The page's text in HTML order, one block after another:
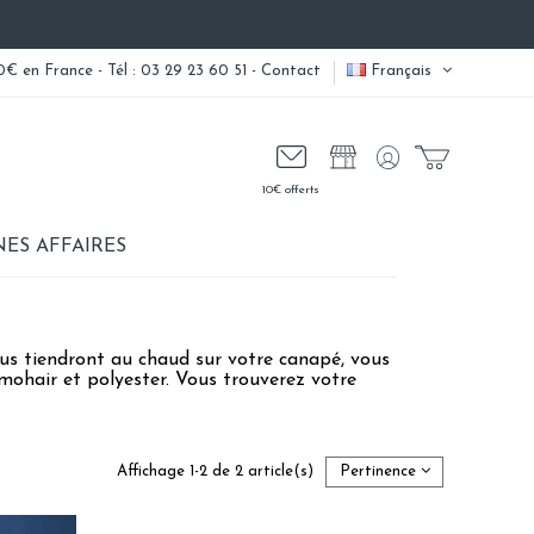
en France - Tél : 03 29 23 60 51 -Contact Français
10€ offerts
AFFAIRES
tiendront au chaud sur votre canapé, vous
et polyester. Vous trouverez votre
Affichage 1-2 de 2 article(s) Pertinence